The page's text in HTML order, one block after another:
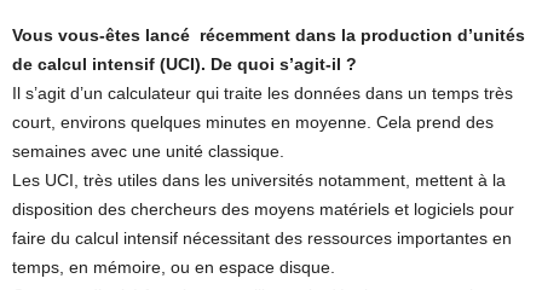
Vous vous-êtes lancé récemment dans la production d’unités
de calcul intensif (UCI). De quoi s’agit-il ?
Il s’agit d’un calculateur qui traite les données dans un temps très
court, environs quelques minutes en moyenne. Cela prend des
semaines avec une unité classique.
Les UCI, très utiles dans les universités notamment, mettent à la
disposition des chercheurs des moyens matériels et logiciels pour
faire du calcul intensif nécessitant des ressources importantes en
temps, en mémoire, ou en espace disque.